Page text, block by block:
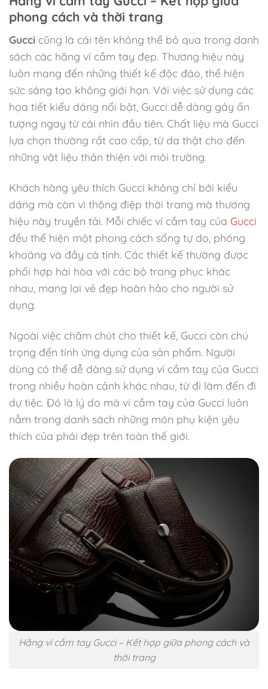
phong cách và thời trang
Gucci cũng là cái tên không thể bỏ qua trong danh
sách các hãng ví cầm tay đẹp. Thương hiệu này
luôn mang đến những thiết kế độc đáo, thể hiện
sức sáng tạo không giới hạn. Với việc sử dụng các
họa tiết kiểu dáng nổi bật, Gucci dễ dàng gây ấn
tượng ngay từ cái nhìn đầu tiên. Chất liệu mà Gucci
lựa chọn thường rất cao cấp, từ da thật cho đến
những vật liệu thân thiện với môi trường.
Khách hàng yêu thích Gucci không chỉ bởi kiểu
dáng mà còn vì thông điệp thời trang mà thương
hiệu này truyền tải. Mỗi chiếc ví cầm tay của Gucci
đều thể hiện một phong cách sống tự do, phóng
khoáng và đầy cá tính. Các thiết kế thường được
phối hợp hài hòa với các bộ trang phục khác
nhau, mang lại vẻ đẹp hoàn hảo cho người sử
dụng.
Ngoài việc chăm chút cho thiết kế, Gucci còn chú
trọng đến tính ứng dụng của sản phẩm. Người
dùng có thể dễ dàng sử dụng ví cầm tay của Gucci
trong nhiều hoàn cảnh khác nhau, từ đi làm đến đi
dự tiệc. Đó là lý do mà ví cầm tay của Gucci luôn
nằm trong danh sách những món phụ kiện yêu
thích của phái đẹp trên toàn thế giới.
Hãng ví cầm tay Gucci – Kết hợp giữa phong cách và
thời trang